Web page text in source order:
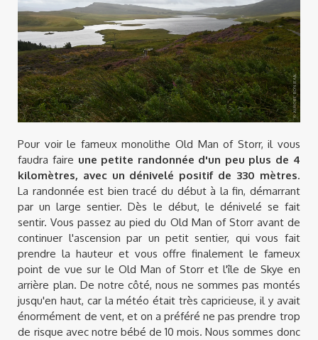
Pour voir le fameux monolithe Old Man of Storr, il vous
faudra faire une petite randonnée d'un peu plus de 4
kilomètres, avec un dénivelé positif de 330 mètres.
La randonnée est bien tracé du début à la fin, démarrant
par un large sentier. Dès le début, le dénivelé se fait
sentir. Vous passez au pied du Old Man of Storr avant de
continuer l'ascension par un petit sentier, qui vous fait
prendre la hauteur et vous offre finalement le fameux
point de vue sur le Old Man of Storr et l'île de Skye en
arrière plan. De notre côté, nous ne sommes pas montés
jusqu'en haut, car la météo était très capricieuse, il y avait
énormément de vent, et on a préféré ne pas prendre trop
de risque avec notre bébé de 10 mois. Nous sommes donc